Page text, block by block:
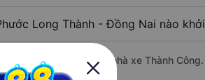
Long Thành - Đồng Nai nào
vào lúc 6:30 là của nhà xe Thành Công.